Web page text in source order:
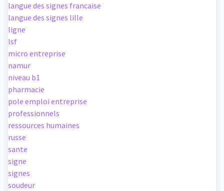
langue des signes francaise
langue des signes lille
ligne
lsf
micro entreprise
namur
niveau b1
pharmacie
pole emploi entreprise
professionnels
ressources humaines
russe
sante
signe
signes
soudeur